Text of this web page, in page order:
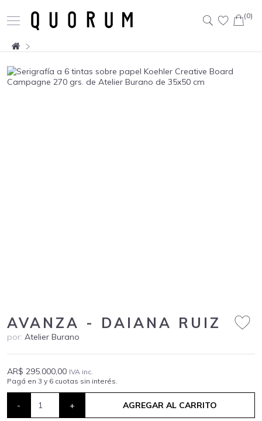
Buscar:
(0)
AVANZA - DAIANA RUIZ
por: Atelier Burano
AR$ 295.000,00 IVA inc.
Pagá en 3 y 6 cuotas sin interés.
- + AGREGAR AL CARRITO